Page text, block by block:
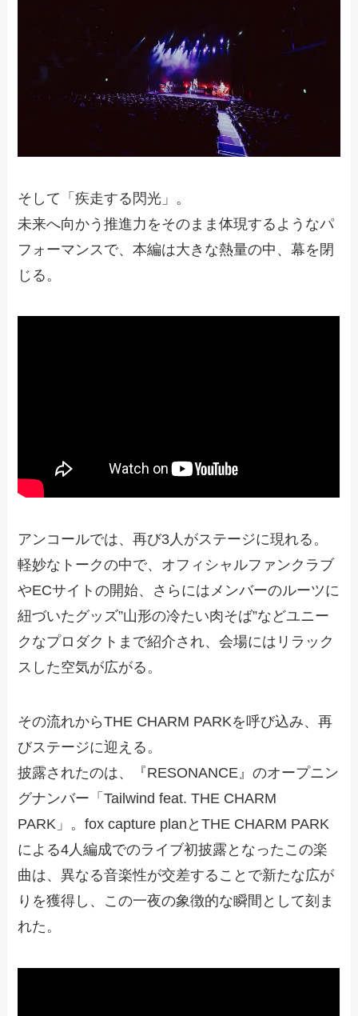
そして「疾走する閃光」。
未来へ向かう推進力をそのまま体現するようなパ
フォーマンスで、本編は大きな熱量の中、幕を閉
じる。
アンコールでは、再び3人がステージに現れる。
軽妙なトークの中で、オフィシャルファンクラブ
やECサイトの開始、さらにはメンバーのルーツに
紐づいたグッズ”山形の冷たい肉そば”などユニー
クなプロダクトまで紹介され、会場にはリラック
スした空気が広がる。
その流れからTHE CHARM PARKを呼び込み、再
びステージに迎える。
披露されたのは、『RESONANCE』のオープニン
グナンバー「Tailwind feat. THE CHARM
PARK」。fox capture planとTHE CHARM PARK
による4人編成でのライブ初披露となったこの楽
曲は、異なる音楽性が交差することで新たな広が
りを獲得し、この一夜の象徴的な瞬間として刻ま
れた。